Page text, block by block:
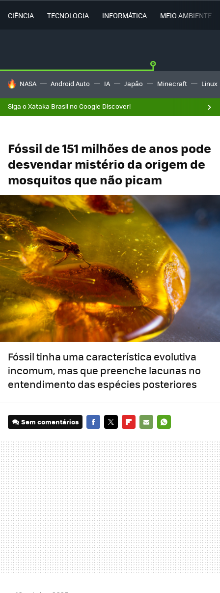
CIÊNCIA TECNOLOGIA INFORMÁTICA MEIO AMBIENTE
TENDÊNCIAS DO DIA
NASA Android Auto IA Japão Minecraft Linux
Siga o Xataka Brasil no Google Discover!
Fóssil de 151 milhões de anos pode
desvendar mistério da origem de
mosquitos que não picam
Fóssil tinha uma característica evolutiva
incomum, mas que preenche lacunas no
entendimento das espécies posteriores
Sem comentários
MAIL